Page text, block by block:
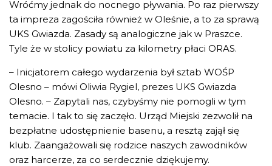
Wróćmy jednak do nocnego pływania. Po raz pierwszy
ta impreza zagościła również w Oleśnie, a to za sprawą
UKS Gwiazda. Zasady są analogiczne jak w Praszce.
Tyle że w stolicy powiatu za kilometry płaci ORAS.
– Inicjatorem całego wydarzenia był sztab WOŚP
Olesno – mówi Oliwia Rygiel, prezes UKS Gwiazda
Olesno. – Zapytali nas, czybyśmy nie pomogli w tym
temacie. I tak to się zaczęło. Urząd Miejski zezwolił na
bezpłatne udostępnienie basenu, a resztą zajął się
klub. Zaangażowali się rodzice naszych zawodników
oraz harcerze, za co serdecznie dziękujemy.